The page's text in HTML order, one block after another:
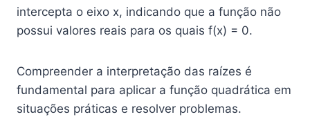
intercepta o eixo x, indicando que a função não
possui valores reais para os quais f(x) = 0.
Compreender a interpretação das raízes é
fundamental para aplicar a função quadrática em
situações práticas e resolver problemas.